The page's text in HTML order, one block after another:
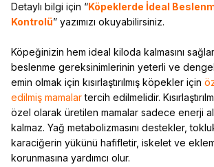
Detaylı bilgi için “Köpeklerde İdeal
Kontrolü” yazımızı okuyabilirsiniz.
Köpeğinizin hem ideal kiloda kalmasını
beslenme gereksinimlerinin yeterli ve dengeli
emin olmak için kısırlaştırılmış köpekler için
edilmiş mamalartercih edilmelidir.
özel olarak üretilen mamalar sadece enerji
kalmaz. Yağ metabolizmasını destekler,
karaciğerin yükünü hafifletir, iskelet ve eklem
korunmasına yardımcı olur.